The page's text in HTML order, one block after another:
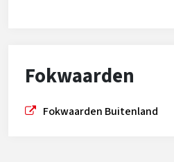
Fokwaarden
Fokwaarden Buitenland